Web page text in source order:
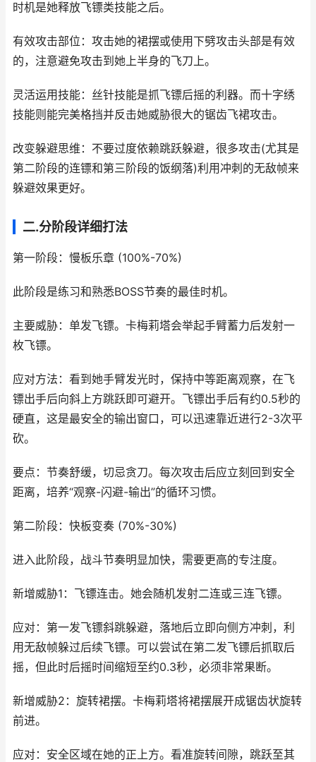
时机是她释放飞镖类技能之后。
有效攻击部位：攻击她的裙摆或使用下劈攻击头部是有效
的，注意避免攻击到她上半身的飞刀上。
灵活运用技能：丝针技能是抓飞镖后摇的利器。而十字绣
技能则能完美格挡并反击她威胁很大的锯齿飞裙攻击。
改变躲避思维：不要过度依赖跳跃躲避，很多攻击(尤其是
第二阶段的连镖和第三阶段的饭纲落)利用冲刺的无敌帧来
躲避效果更好。
二.分阶段详细打法
第一阶段：慢板乐章 (100%-70%)
此阶段是练习和熟悉BOSS节奏的最佳时机。
主要威胁：单发飞镖。卡梅莉塔会举起手臂蓄力后发射一
枚飞镖。
应对方法：看到她手臂发光时，保持中等距离观察，在飞
镖出手后向斜上方跳跃即可避开。飞镖出手后有约0.5秒的
硬直，这是最安全的输出窗口，可以迅速靠近进行2-3次平
砍。
要点：节奏舒缓，切忌贪刀。每次攻击后应立刻回到安全
距离，培养“观察-闪避-输出”的循环习惯。
第二阶段：快板变奏 (70%-30%)
进入此阶段，战斗节奏明显加快，需要更高的专注度。
新增威胁1：飞镖连击。她会随机发射二连或三连飞镖。
应对：第一发飞镖斜跳躲避，落地后立即向侧方冲刺，利
用无敌帧躲过后续飞镖。可以尝试在第二发飞镖后抓取后
摇，但此时后摇时间缩短至约0.3秒，必须非常果断。
新增威胁2：旋转裙摆。卡梅莉塔将裙摆展开成锯齿状旋转
前进。
应对：安全区域在她的正上方。看准旋转间隙，跳跃至其